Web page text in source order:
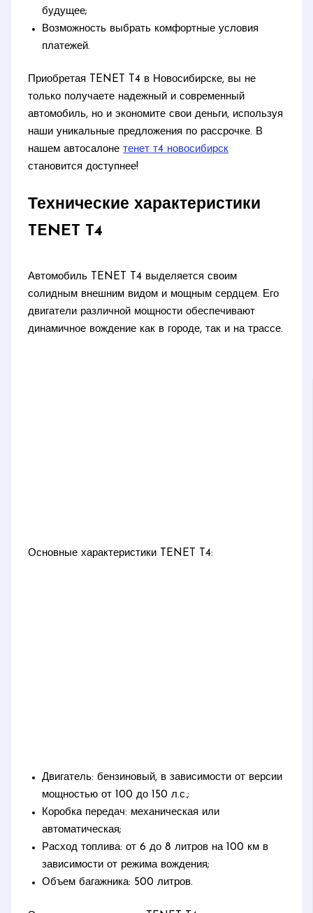
будущее;
Возможность выбрать комфортные условия
платежей.
Приобретая TENET T4 в Новосибирске, вы не
только получаете надежный и современный
автомобиль, но и экономите свои деньги, используя
наши уникальные предложения по рассрочке. В
нашем автосалонетенет т4 новосибирск
становится доступнее!
Технические характеристики
TENET T4
Автомобиль TENET T4 выделяется своим
солидным внешним видом и мощным сердцем. Его
двигатели различной мощности обеспечивают
динамичное вождение как в городе, так и на трассе.
Основные характеристики TENET T4:
Двигатель: бензиновый, в зависимости от версии
мощностью от 100 до 150 л.с.;
Коробка передач: механическая или
автоматическая;
Расход топлива: от 6 до 8 литров на 100 км в
зависимости от режима вождения;
Объем багажника: 500 литров.